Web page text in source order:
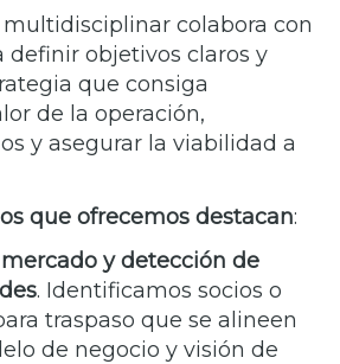
colabora con
definir objetivos claros y
que consiga
de la operación,
y asegurar la viabilidad a
que ofrecemos destacan:
y detección de
. Identificamos socios o
traspaso que se alineen
de negocio y visión de